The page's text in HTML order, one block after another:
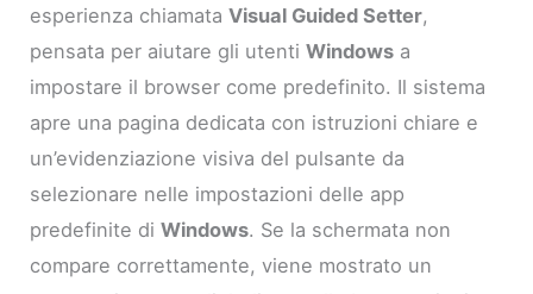
esperienza chiamataVisual Guided Setter,
pensata per aiutare gli utentiWindows a
impostare il browser come predefinito. Il sistema
apre una pagina dedicata con istruzioni chiare e
un’evidenziazione visiva del pulsante da
selezionare nelle impostazioni delle app
predefinite diWindows. Se la schermata non
compare correttamente, viene mostrato un